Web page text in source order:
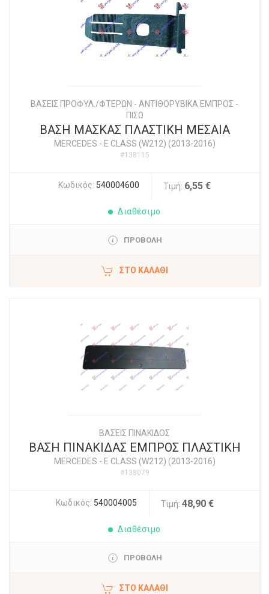
ΒΑΣΕΙΣ ΠΡΟΦΥΛ./ΦΤΕΡΩΝ - ΑΝΤΙΘΟΡΥΒΙΚΑ ΕΜΠΡΟΣ -
ΠΙΣΩ
ΒΑΣΗ ΜΑΣΚΑΣ ΠΛΑΣΤΙΚΗ ΜΕΣΑΙΑ
MERCEDES - E CLASS (W212) (2013-2016)
#138115
Κωδικός: 540004600 Τιμή: 6,55 €
Διαθέσιμο
ΠΡΟΒΟΛΗ
ΣΤΟ ΚΑΛΆΘΙ
ΒΑΣΕΙΣ ΠΙΝΑΚΙΔΟΣ
ΒΑΣΗ ΠΙΝΑΚΙΔΑΣ ΕΜΠΡΟΣ ΠΛΑΣΤΙΚΗ
MERCEDES - E CLASS (W212) (2013-2016)
#138079
Κωδικός: 540004005 Τιμή: 48,90 €
Διαθέσιμο
ΠΡΟΒΟΛΗ
ΣΤΟ ΚΑΛΆΘΙ